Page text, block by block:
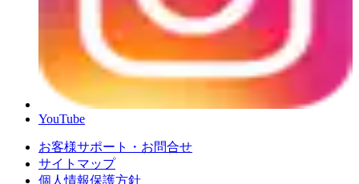
YouTube
お客様サポート・お問合せ
サイトマップ
個人情報保護方針